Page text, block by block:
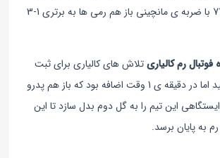
ژکو و در دقیقه ی 77 با ضربه ی مانچینی باز هم رمی ها به برتری 1-3
رم کالیاریتلاش های کالیاری برای ثبت
امتیاز به جایی نرسید اما در دقیقه ی 1 وقت اضافه بود که باز هم پدرو
این تیم را به گل دوم بدل سازد تا این